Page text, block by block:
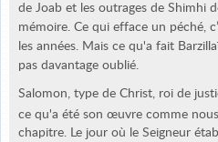
de Joab et les outrages de Shimhi
mémoire. Ce qui efface un péché,
les années. Mais ce qu'a fait
pas davantage oublié.
Salomon, type de Christ, roi de
ce qu'a été son œuvre comme
chapitre. Le jour où le Seigneur